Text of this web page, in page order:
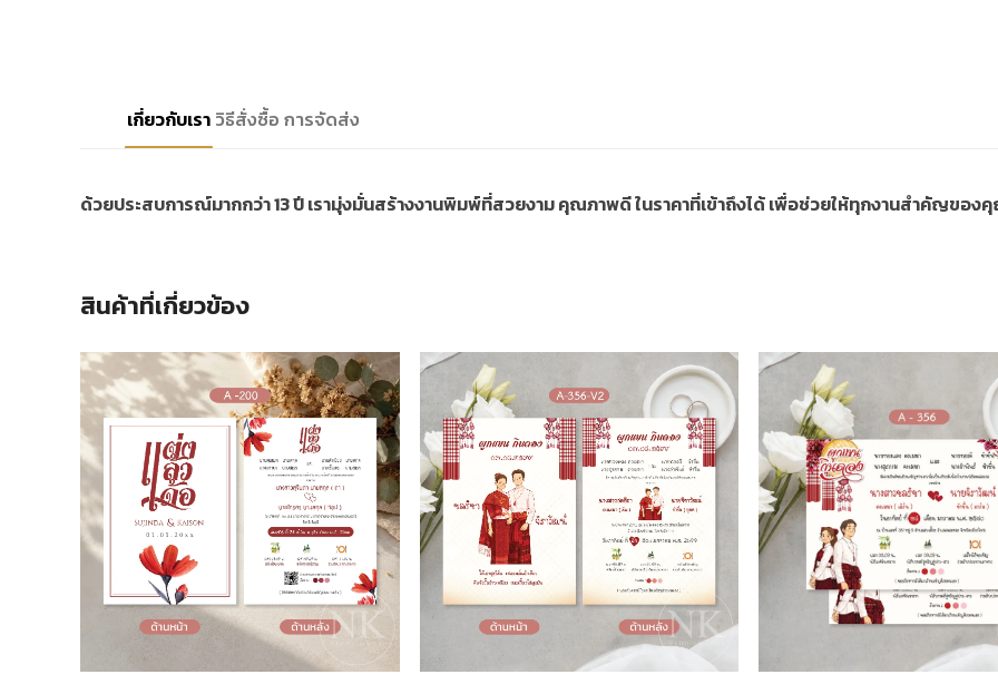
เกี่ยวกับเรา วิธีสั่งซื้อ การจัดส่ง
ด้วยประสบการณ์มากกว่า 13 ปี เรามุ่งมั่นสร้างงานพิมพ์ที่สวยงาม คุณภาพดี ในราคาที่เข้าถึงได้ เพื่อช่วยให้ทุกงานสำคัญข
สินค้าที่เกี่ยวข้อง